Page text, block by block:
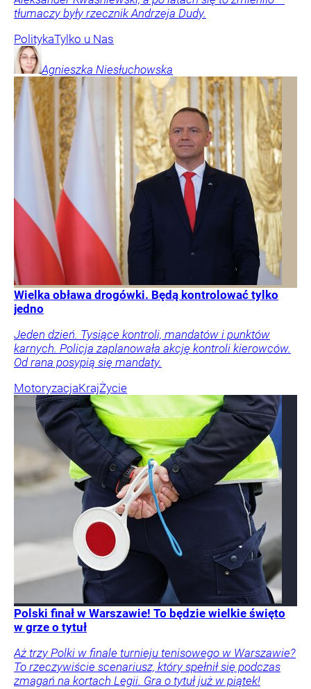
tłumaczy były rzecznik Andrzeja Dudy.
PolitykaTylko u Nas
Agnieszka Niesłuchowska
Wielka obława drogówki. Będą kontrolować tylko
jedno
Jeden dzień. Tysiące kontroli, mandatów i punktów
karnych. Policja zaplanowała akcję kontroli kierowców.
Od rana posypią się mandaty.
MotoryzacjaKrajŻycie
Polski finał w Warszawie! To będzie wielkie święto
w grze o tytuł
Aż trzy Polki w finale turnieju tenisowego w Warszawie?
To rzeczywiście scenariusz, który spełnił się podczas
zmagań na kortach Legii. Gra o tytuł już w piątek!